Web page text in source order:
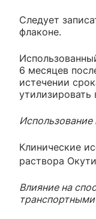
Следует
флаконе.
6 месяцев
истечении
Использование
Клинические
раствора
Влияние на